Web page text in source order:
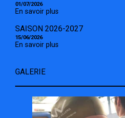
01/07/2026
En savoir plus
SAISON 2026-2027
15/06/2026
En savoir plus
GALERIE